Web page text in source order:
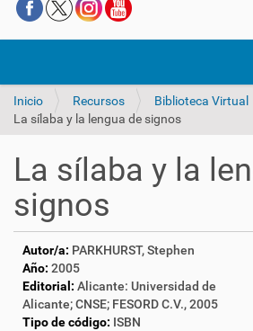
Inicio Recursos
Biblioteca Virtual
La sílaba y la lengua de signos
La sílaba y la
signos
Autor/a: PARKHURST, Stephen
Año: 2005
Editorial: Alicante: Universidad de
Alicante; CNSE; FESORD C.V., 2005
Tipo de código: ISBN